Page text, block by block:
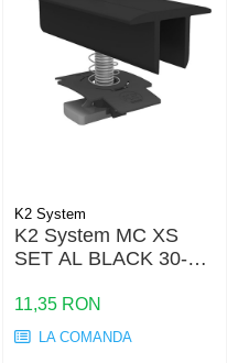
K2 System
K2 System MC XS
SET AL BLACK 30-33
11,35 RON
LA COMANDA